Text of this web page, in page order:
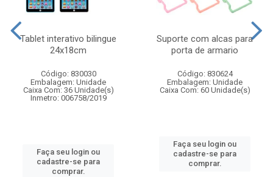
Tablet interativo bilingue
24x18cm
Código: 830030
Embalagem: Unidade
Caixa Com: 36 Unidade(s)
Inmetro: 006758/2019
Faça seu login ou
cadastre-se para
comprar.
Suporte com alcas para
porta de armario
Código: 830624
Embalagem: Unidade
Caixa Com: 60 Unidade(s)
Faça seu login ou
cadastre-se para
comprar.